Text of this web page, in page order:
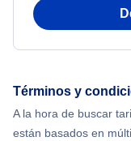
Flights from
Flights from Delhi to
Términos y
A la hora de buscar
están basados en